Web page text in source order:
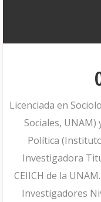
Licenciada en
Sociales,
Política
Investigadora
CEIICH de la
Investigadores